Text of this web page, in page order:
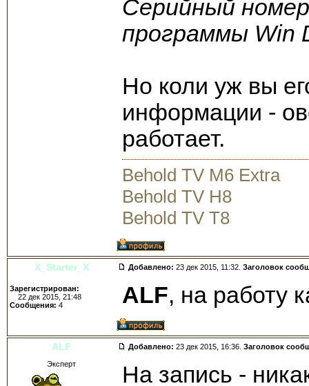
Серийный
программы Win
Но коли уж вы
информации -
работает.
Behold TV M6 Extra
Behold TV H8
Behold TV T8
X_Starter_X Добавлено: 23 дек 2015, 11:32. Заголовок
Зарегистрирован:
22 дек 2015, 21:48
Сообщения: 4 ALF, на работу
ALF Добавлено: 23 дек 2015, 16:36. Заголовок
Эксперт На запись -